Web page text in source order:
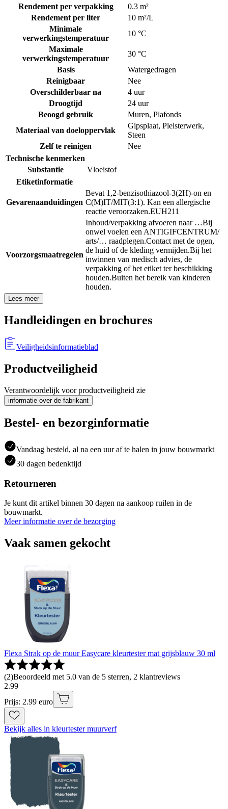
Rendement per verpakking
0.3 m²
Rendement per liter
10 m²/L
Minimale
verwerkingstemperatuur
10 °C
Maximale
verwerkingstemperatuur
30 °C
Basis
Watergedragen
Reinigbaar
Nee
Overschilderbaar na
4 uur
Droogtijd
24 uur
Beoogd gebruik
Muren, Plafonds
Materiaal van doeloppervlak
Gipsplaat, Pleisterwerk,
Steen
Zelf te reinigen
Nee
Technische kenmerken
Substantie
Vloeistof
Etiketinformatie
Gevarenaanduidingen
Bevat 1,2-benzisothiazool-3(2H)-on en
C(M)IT/MIT(3:1). Kan een allergische
reactie veroorzaken.EUH211
Voorzorgsmaatregelen
Inhoud/verpakking afvoeren naar …Bij
onwel voelen een ANTIGIFCENTRUM/
arts/… raadplegen.Contact met de ogen,
de huid of de kleding vermijden.Bij het
inwinnen van medisch advies, de
verpakking of het etiket ter beschikking
houden.Buiten het bereik van kinderen
houden.
Lees meer
Handleidingen en brochures
Veiligheidsinformatieblad
Productveiligheid
Verantwoordelijk voor productveiligheid zie
informatie over de fabrikant
Bestel- en bezorginformatie
Vandaag besteld, al na een uur af te halen in jouw bouwmarkt
30 dagen bedenktijd
Retourneren
Je kunt dit artikel binnen 30 dagen na aankoop ruilen in de
bouwmarkt.
Meer informatie over de bezorging
Vaak samen gekocht
Flexa Strak op de muur Easycare kleurtester mat grijsblauw 30 ml
(2)Beoordeeld met 5.0 van de 5 sterren, 2 klantreviews
2.99
Prijs: 2.99 euro
Bekijk alles in kleurtester muurverf